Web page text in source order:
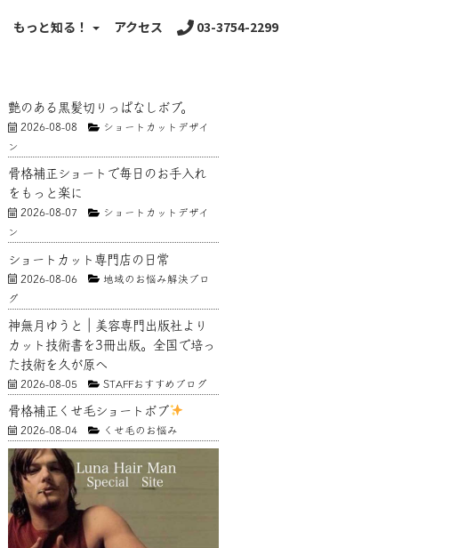
もっと知る！ アクセス 03-3754-2299
艶のある黒髪切りっぱなしボブ。
2026-08-08
ショートカットデザイ
ン
骨格補正ショートで毎日のお手入れ
をもっと楽に
2026-08-07
ショートカットデザイ
ン
ショートカット専門店の日常
2026-08-06
地域のお悩み解決ブロ
グ
神無月ゆうと｜美容専門出版社より
カット技術書を3冊出版。全国で培っ
た技術を久が原へ
2026-08-05 STAFFおすすめブログ
骨格補正くせ毛ショートボブ
2026-08-04 くせ毛のお悩み